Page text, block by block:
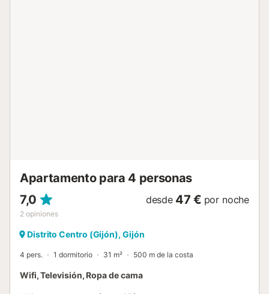
Apartamento para 4 personas
7,0
2 opiniones
desde 47 € por noche
Distrito Centro (Gijón), Gijón
4 pers. 1 dormitorio 31 m² 500 m de la costa
Wifi, Televisión, Ropa de cama